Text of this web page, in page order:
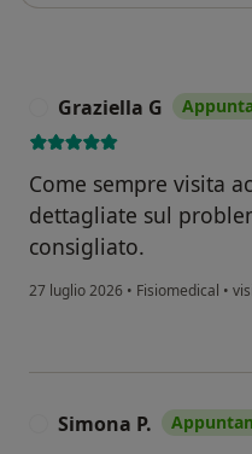
Graziella G
Come sempre visita
dettagliate sul
consigliato.
27 luglio 2026 • Fisiomedical •
Simona P.